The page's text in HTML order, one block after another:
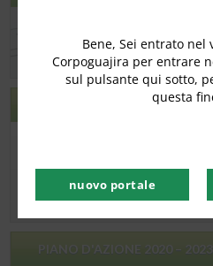
PIANO D'AZIONE 2020 – 2023
Bene, Sei entrato nel
Corpoguajira per entrare
sul pulsante qui sotto,
questa
nuovo portale